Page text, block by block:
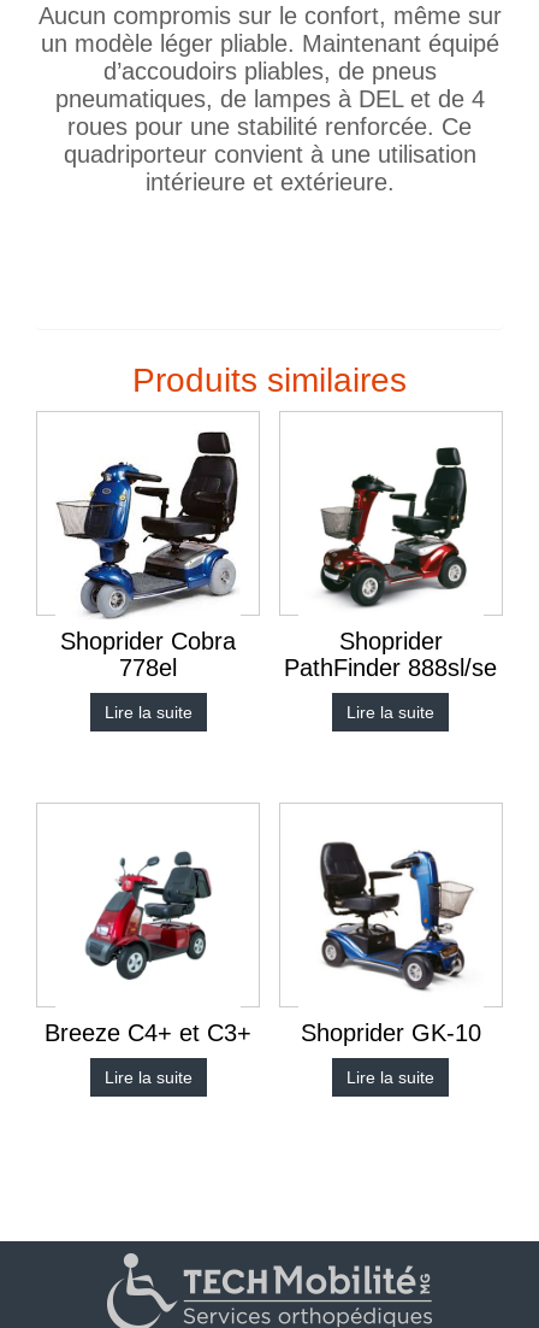
Aucun compromis sur le confort, même sur
un modèle léger pliable. Maintenant équipé
d’accoudoirs pliables, de pneus
pneumatiques, de lampes à DEL et de 4
roues pour une stabilité renforcée. Ce
quadriporteur convient à une utilisation
intérieure et extérieure.
Produits similaires
Shoprider Cobra
778el
Lire la suite
Shoprider
PathFinder 888sl/se
Lire la suite
Breeze C4+ et C3+
Lire la suite
Shoprider GK-10
Lire la suite